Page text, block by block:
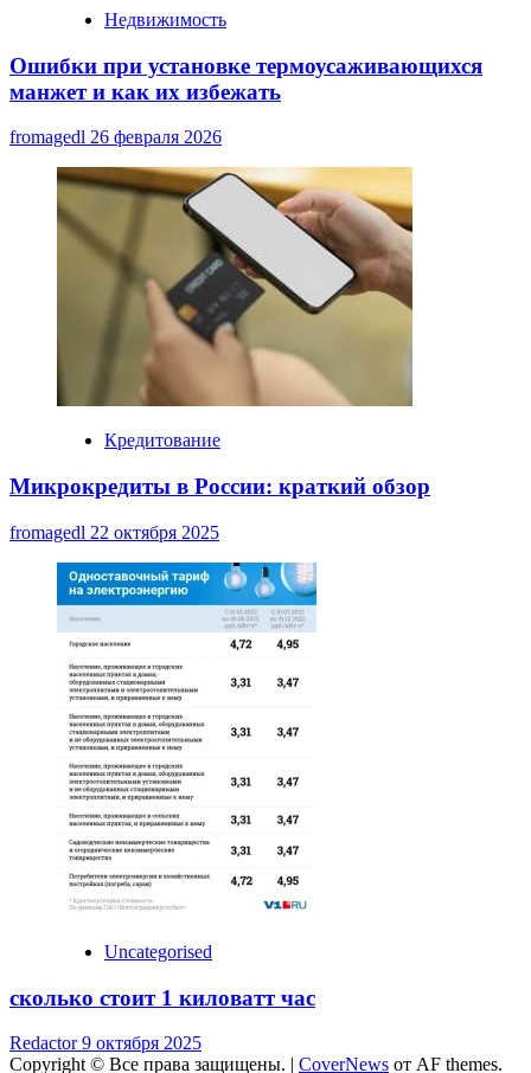
Недвижимость
Ошибки при установке термоусаживающихся
манжет и как их избежать
fromagedl 26 февраля 2026
Кредитование
Микрокредиты в России: краткий обзор
fromagedl 22 октября 2025
Uncategorised
сколько стоит 1 киловатт час
Redactor9 октября 2025
Copyright © Все права защищены. | CoverNews от AF themes.